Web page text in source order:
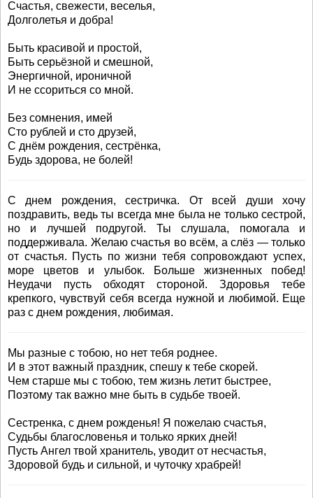
Счастья, свежести, веселья,
Долголетья и добра!
Быть красивой и простой,
Быть серьёзной и смешной,
Энергичной, ироничной
И не ссориться со мной.
Без сомнения, имей
Сто рублей и сто друзей,
С днём рождения, сестрёнка,
Будь здорова, не болей!
С днем рождения, сестричка. От всей души хочу
поздравить, ведь ты всегда мне была не только сестрой,
но и лучшей подругой. Ты слушала, помогала и
поддерживала. Желаю счастья во всём, а слёз — только
от счастья. Пусть по жизни тебя сопровождают успех,
море цветов и улыбок. Больше жизненных побед!
Неудачи пусть обходят стороной. Здоровья тебе
крепкого, чувствуй себя всегда нужной и любимой. Еще
раз с днем рождения, любимая.
Мы разные с тобою, но нет тебя роднее.
И в этот важный праздник, спешу к тебе скорей.
Чем старше мы с тобою, тем жизнь летит быстрее,
Поэтому так важно мне быть в судьбе твоей.
Сестренка, с днем рожденья! Я пожелаю счастья,
Судьбы благословенья и только ярких дней!
Пусть Ангел твой хранитель, уводит от несчастья,
Здоровой будь и сильной, и чуточку храбрей!